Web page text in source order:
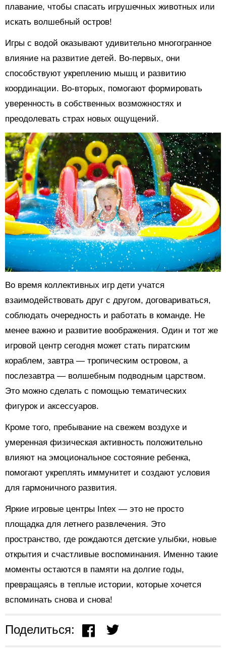
плавание, чтобы спасать игрушечных животных или
искать волшебный остров!
Игры с водой оказывают удивительно многогранное
влияние на развитие детей. Во-первых, они
способствуют укреплению мышц и развитию
координации. Во-вторых, помогают формировать
уверенность в собственных возможностях и
преодолевать страх новых ощущений.
Во время коллективных игр дети учатся
взаимодействовать друг с другом, договариваться,
соблюдать очередность и работать в команде. Не
менее важно и развитие воображения. Один и тот же
игровой центр сегодня может стать пиратским
кораблем, завтра — тропическим островом, а
послезавтра — волшебным подводным царством.
Это можно сделать с помощью тематических
фигурок и аксессуаров.
Кроме того, пребывание на свежем воздухе и
умеренная физическая активность положительно
влияют на эмоциональное состояние ребенка,
помогают укреплять иммунитет и создают условия
для гармоничного развития.
Яркие игровые центры Intex — это не просто
площадка для летнего развлечения. Это
пространство, где рождаются детские улыбки, новые
открытия и счастливые воспоминания. Именно такие
моменты остаются в памяти на долгие годы,
превращаясь в теплые истории, которые хочется
вспоминать снова и снова!
Поделиться: